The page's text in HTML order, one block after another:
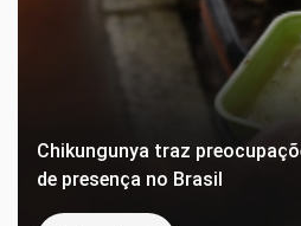
Chikungunya traz
de presença no Brasil